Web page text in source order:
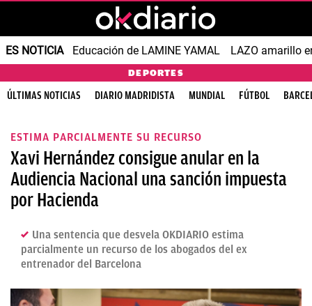
ES NOTICIA Educación de LAMINE YAMAL LAZO amarillo
DEPORTES
ÚLTIMAS NOTICIAS DIARIO MADRIDISTA MUNDIAL FÚTBOL
ESTIMA PARCIALMENTE SU RECURSO
Xavi Hernández consigue anular en la
Audiencia Nacional una sanción impuesta
por Hacienda
Una sentencia que desvela OKDIARIO estima
parcialmente un recurso de los abogados del ex
entrenador del Barcelona